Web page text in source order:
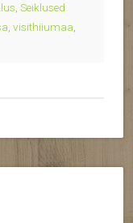
Seiklused
visithiiumaa